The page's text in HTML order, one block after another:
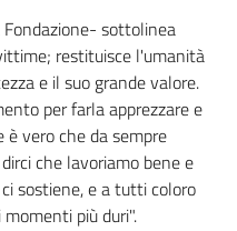
sottolinea
restituisce l'umanità
e il suo grande valore.
per farla apprezzare e
è vero che da sempre
che lavoriamo bene e
sostiene, e a tutti coloro
più duri".